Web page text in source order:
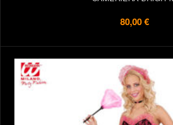
80,00 €